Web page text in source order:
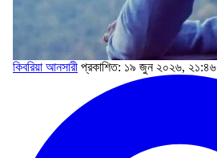
কিবরিয়া আনসারী প্রকাশিত: ১৯ জুন ২০২৬, ২১:৪৬